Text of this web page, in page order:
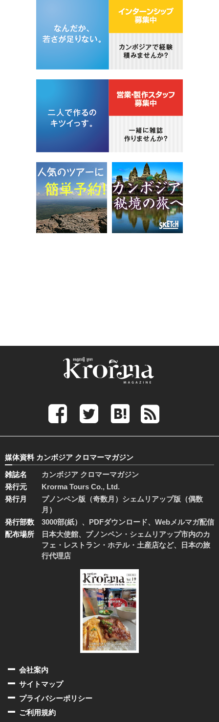
媒体資料 カンボジア クロマーマガジン
雑誌名
カンボジア クロマーマガジン
発行元
Krorma Tours Co., Ltd.
発行月
プノンペン版（奇数月）シェムリアップ版（偶数
月）
発行部数
3000部(紙）、PDFダウンロード、Webメルマガ配信
配布場所
日本大使館、プノンペン・シェムリアップ市内のカ
フェ・レストラン・ホテル・土産店など、日本の旅
行代理店
会社案内
サイトマップ
プライバシーポリシー
ご利用規約